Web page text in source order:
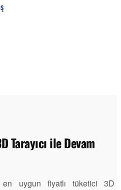
Tarayıcı ile Devam
uygun fiyatlı tüketici 3D